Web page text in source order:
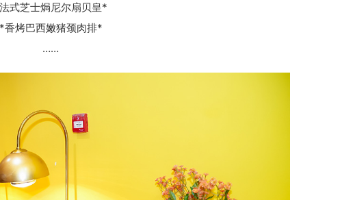
式芝士焗尼尔扇贝皇*
香烤巴西嫩猪颈肉排*
……